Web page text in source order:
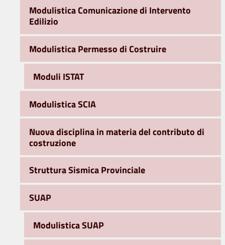
Modulistica Comunicazione di Intervento
Edilizio
Modulistica Permesso di Costruire
Moduli ISTAT
Modulistica SCIA
Nuova disciplina in materia del contributo di
costruzione
Struttura Sismica Provinciale
SUAP
Modulistica SUAP